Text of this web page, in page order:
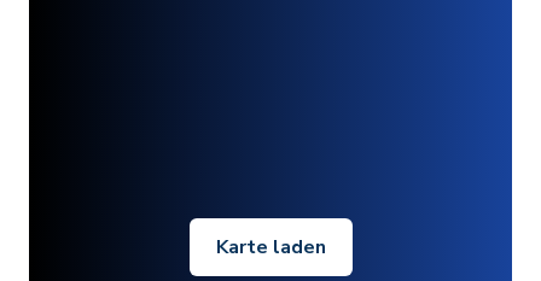
Karte laden